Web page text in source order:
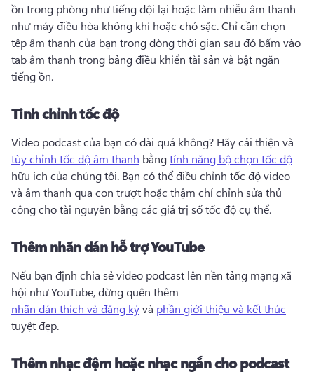
ồn trong phòng như tiếng dội lại hoặc làm nhiễu âm thanh
như máy điều hòa không khí hoặc chó sặc. Chỉ cần chọn
tệp âm thanh của bạn trong dòng thời gian sau đó bấm vào
tab âm thanh trong bảng điều khiển tài sản và bật ngăn
tiếng ồn.
Tinh chỉnh tốc độ
Video podcast của bạn có dài quá không? Hãy cải thiện và
tùy chỉnh tốc độ âm thanh bằng tính năng bộ chọn tốc độ
hữu ích của chúng tôi. Bạn có thể điều chỉnh tốc độ video
và âm thanh qua con trượt hoặc thậm chí chỉnh sửa thủ
công cho tài nguyên bằng các giá trị số tốc độ cụ thể.
Thêm nhãn dán hỗ trợ YouTube
Nếu bạn định chia sẻ video podcast lên nền tảng mạng xã
hội như YouTube, đừng quên thêm
nhãn dán thích và đăng ký và phần giới thiệu và kết thúc
tuyệt đẹp.
Thêm nhạc đệm hoặc nhạc ngắn cho podcast